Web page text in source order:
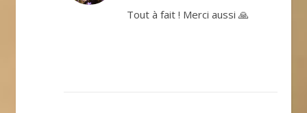
Tout à fait ! Merci aussi 🙏